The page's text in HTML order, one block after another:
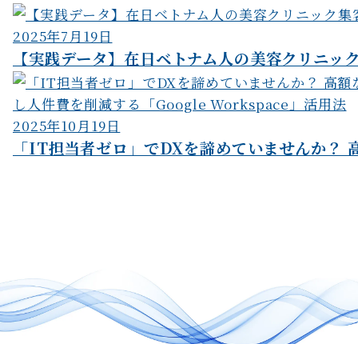
2025年7月19日
【実践データ】在日ベトナム人の美容クリニッ
2025年10月19日
「IT担当者ゼロ」でDXを諦めていませんか？